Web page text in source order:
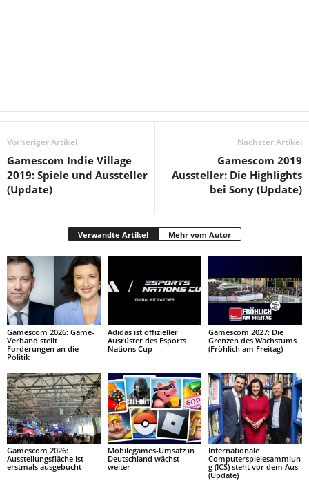
Vorheriger Artikel
Gamescom Indie Village
2019: Spiele und Aussteller
(Update)
Nächster Artikel
Gamescom 2019
Aussteller: Die Highlights
bei Sony (Update)
Verwandte Artikel Mehr vom Autor
Gamescom 2026: Game-
Verband stellt
Forderungen an die
Politik
Adidas ist offizieller
Ausrüster des Esports
Nations Cup
Gamescom 2027: Die
Grenzen des Wachstums
(Fröhlich am Freitag)
Gamescom 2026:
Ausstellungsfläche ist
erstmals ausgebucht
Mobilegames-Umsatz in
Deutschland wächst
weiter
Internationale
Computerspielesammlun
g (ICS) steht vor dem Aus
(Update)